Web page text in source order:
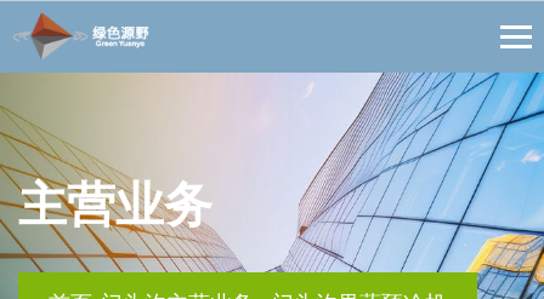
主营业务